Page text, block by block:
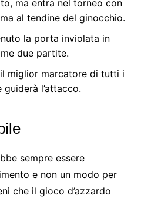
ma entra nel torneo con
al tendine del ginocchio.
la porta inviolata in
due partite.
miglior marcatore di tutti i
l’attacco.
sempre essere
e non un modo per
che il gioco d’azzardo